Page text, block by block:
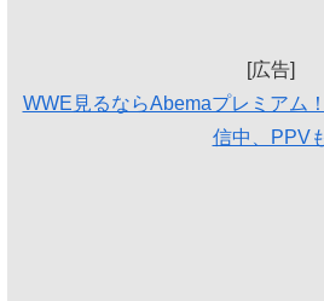
[広告]
WWE見るならAbemaプレミアム
信中、PPV